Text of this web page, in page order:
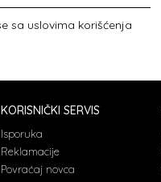
sa uslovima korišćenja
KORISNIČKI SERVIS
Isporuka
Reklamacije
Povraćaj novca